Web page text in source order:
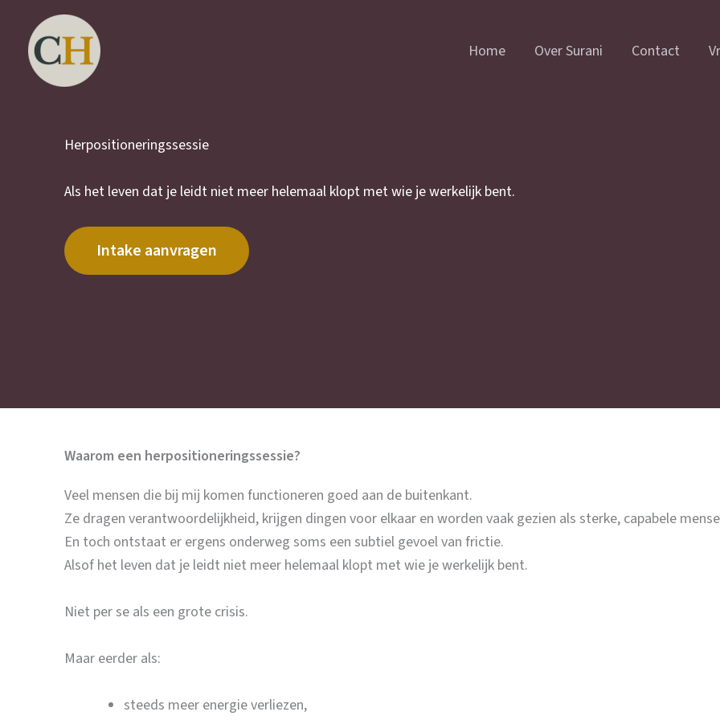
inhoud
Home Over Surani Contact
Herpositioneringssessie
Als het leven dat je leidt niet meer helemaal klopt met wie je werkelijk bent.
Intake aanvragen
Waarom een herpositioneringssessie?
Veel mensen die bij mij komen functioneren goed aan de buitenkant.
Ze dragen verantwoordelijkheid, krijgen dingen voor elkaar en worden vaak gezien als sterke, capabele
En toch ontstaat er ergens onderweg soms een subtiel gevoel van frictie.
Alsof het leven dat je leidt niet meer helemaal klopt met wie je werkelijk bent.
Niet per se als een grote crisis.
Maar eerder als:
steeds meer energie verliezen,